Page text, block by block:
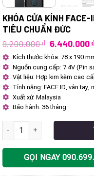
KHÓA CỬA KÍNH
TIÊU CHUẨN ĐỨC
9.200.000₫ Giá
gốc
là:
9.200.000
6.440.000
Kích thước khóa: 78 x 190
Nguồn cung cấp: 7.4V (Pin
Vật liệu: Hợp kim kẽm cao
Tính năng: FACE ID, vân
Xuất xứ: Malaysia
Bảo hành: 36 tháng
Khóa cửa kính FACE-ID
GỌI NGAY